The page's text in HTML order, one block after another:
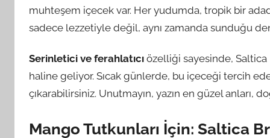
muhteşem içecek var. Her yudumda, tropik bir
sadece lezzetiyle değil, aynı zamanda sunduğu
Serinletici ve ferahlatıcı özelliği sayesinde, Saltica
haline geliyor. Sıcak günlerde, bu içeceği tercih
çıkarabilirsiniz. Unutmayın, yazın en güzel anları,
Mango Tutkunları İçin: Saltica